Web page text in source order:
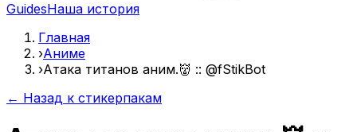
GuidesНаша история
Главная
›Аниме
›Атака титанов аним.👹 :: @fStikBot
← Назад к стикерпакам